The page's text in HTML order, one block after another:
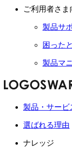
ご利用者さま
製品サ
困った
製品マ
製品・サービ
選ばれる理由
ナレッジ